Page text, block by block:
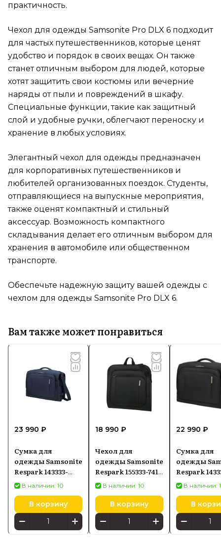
практичность.
Чехол для одежды Samsonite Pro DLX 6 подходит
для частых путешественников, которые ценят
удобство и порядок в своих вещах. Он также
станет отличным выбором для людей, которые
хотят защитить свои костюмы или вечерние
наряды от пыли и повреждений в шкафу.
Специальные функции, такие как защитный
слой и удобные ручки, облегчают переноску и
хранение в любых условиях.
Элегантный чехол для одежды предназначен
для корпоративных путешественников и
любителей организованных поездок. Студенты,
отправляющиеся на выпускные мероприятия,
также оценят компактный и стильный
аксессуар. Возможность компактного
складывания делает его отличным выбором для
хранения в автомобиле или общественном
транспорте.
Обеспечьте надежную защиту вашей одежды с
чехлом для одежды Samsonite Pro DLX 6.
Вам также может понравиться
23 990 ₽
Сумка для
одежды Samsonite
Respark 143333-
1549 36x57x17см 62л
Midnight Blue
В наличии: 10
В корзину
18 990 ₽
Чехол для
одежды Samsonite
Respark 155333-7416
54x55x7см Ozone
Black
В наличии: 10
В корзину
22 990 ₽
Сумка для
одежды
Respark
36x57x17см
Ozone Black
В наличии:
В